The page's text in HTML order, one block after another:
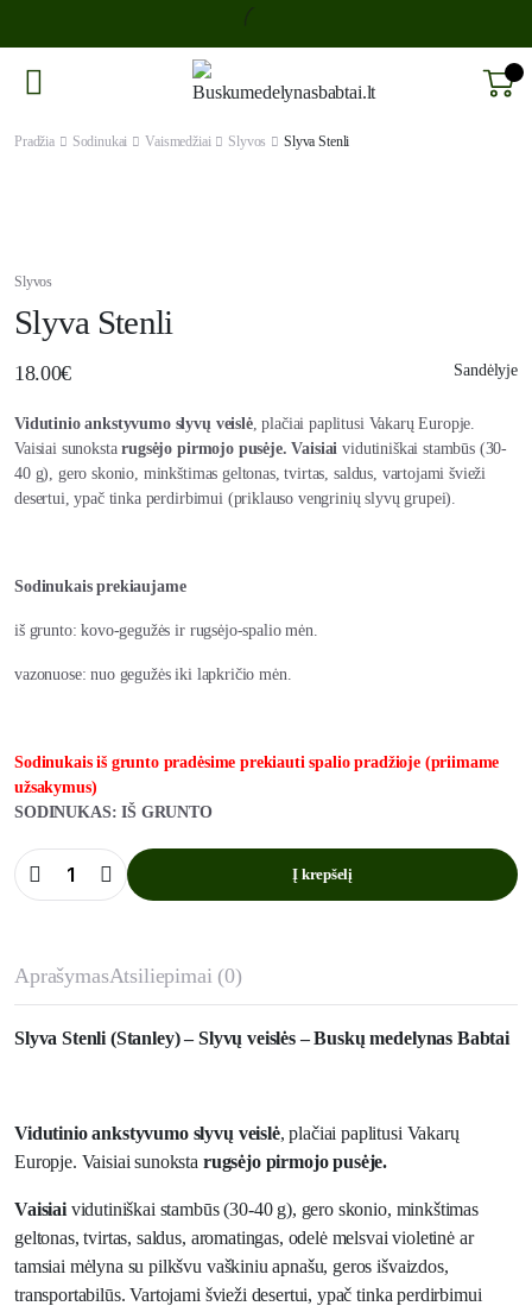
Pradžia Sodinukai Vaismedžiai Slyvos Slyva Stenli
Slyvos
Slyva Stenli
18.00€ Sandėlyje
Vidutinio ankstyvumo slyvų veislė, plačiai paplitusi Vakarų Europje.
Vaisiai sunokstarugsėjo pirmojo pusėje. Vaisiaividutiniškai stambūs (30-
40 g), gero skonio, minkštimas geltonas, tvirtas, saldus, vartojami švieži
desertui, ypač tinka perdirbimui (priklauso vengrinių slyvų grupei).
Sodinukais prekiaujame
iš grunto: kovo-gegužės ir rugsėjo-spalio mėn.
vazonuose: nuo gegužės iki lapkričio mėn.
Sodinukais iš grunto pradėsime prekiauti spalio pradžioje (priimame
užsakymus)
SODINUKAS: IŠ GRUNTO
Slyva
Stenli
Į krepšelį
AprašymasAtsiliepimai (0)
Slyva Stenli (Stanley) – Slyvų veislės – Buskų medelynas Babtai
Vidutinio ankstyvumo slyvų veislė, plačiai paplitusi Vakarų
Europje. Vaisiai sunoksta rugsėjo pirmojo pusėje.
Vaisiaividutiniškai stambūs (30-40 g), gero skonio, minkštimas
geltonas, tvirtas, saldus, aromatingas, odelė melsvai violetinė ar
tamsiai mėlyna su pilkšvu vaškiniu apnašu, geros išvaizdos,
transportabilūs. Vartojami švieži desertui, ypač tinka perdirbimui